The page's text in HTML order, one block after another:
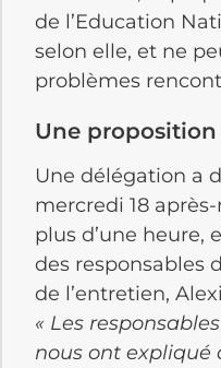
de l’Education
selon elle, et ne
problèmes
Une
Une délégation a
mercredi 18
plus d’une heure,
des responsables
de l’entretien,
« Les
nous ont expliqué